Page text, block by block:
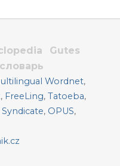
Gutes
Wordnet,
, FreeLing, Tatoeba,
, OPUS,